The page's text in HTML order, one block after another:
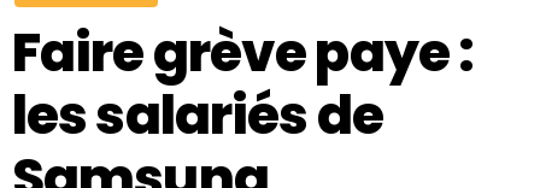
Faire grève paye :
les salariés de